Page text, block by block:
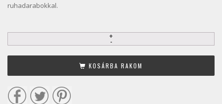
ruhadarabokkal.
KOSÁRBA RAKOM